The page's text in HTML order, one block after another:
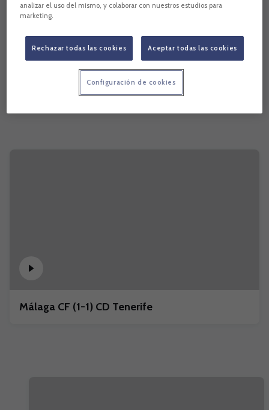
Málaga CF (1-1) CD Tenerife
analizar el uso del mismo, y colaborar con nuestros estudios para
marketing.
Rechazar todas las cookies Aceptar todas las cookies
Configuración de cookies